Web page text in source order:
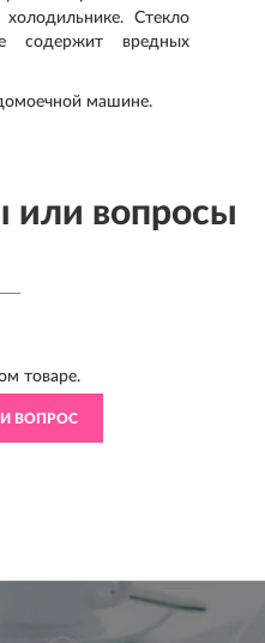
Стекло
содержит вредных
машине.
или вопросы
товаре.
ВОПРОС